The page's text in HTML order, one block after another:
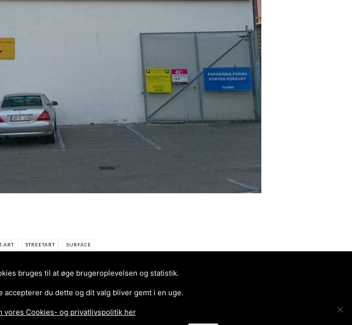
ART STREETART SURFACE
HUSKMITNAVN – TULLINSGADE 1 – FAR OG SØN
bruges til at øge brugeroplevelsen og statistik.
du dette og dit valg bliver gemt i en uge.
vores Cookies- og privatlivspolitik her